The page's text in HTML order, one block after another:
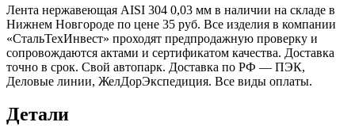
Лента нержавеющая AISI 304 0,03 мм в наличии на складе в
Нижнем Новгороде по цене 35 руб. Все изделия в компании
«СтальТехИнвест» проходят предпродажную проверку и
сопровождаются актами и сертификатом качества. Доставка
точно в срок. Свой автопарк. Доставка по РФ — ПЭК,
Деловые линии, ЖелДорЭкспедиция. Все виды оплаты.
Детали